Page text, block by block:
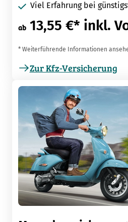
Viel Erfahrung bei
ab 13,55 €* inkl.
* Weiterführende Informationen
Zur Kfz-Versicherung